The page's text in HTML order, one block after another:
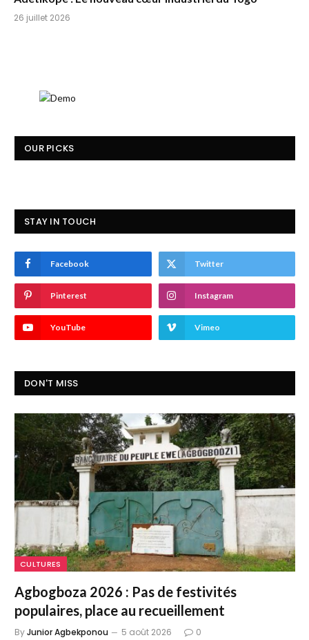
26 juillet 2026
OUR PICKS
STAY IN TOUCH
Facebook Twitter
Pinterest Instagram
YouTube Vimeo
DON'T MISS
CULTURES
Agbogboza 2026 : Pas de festivités
populaires, place au recueillement
ByJunior Agbekponou 5 août 2026 0